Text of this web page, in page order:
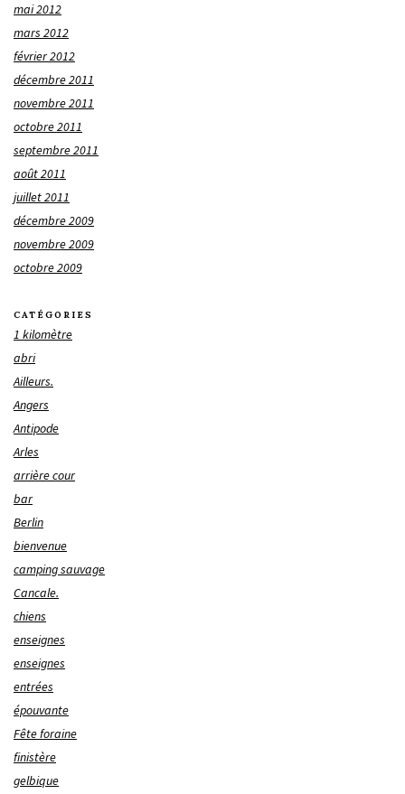
mai 2012
mars 2012
février 2012
décembre 2011
novembre 2011
octobre 2011
septembre 2011
août 2011
juillet 2011
décembre 2009
novembre 2009
octobre 2009
CATÉGORIES
1 kilomètre
abri
Ailleurs.
Angers
Antipode
Arles
arrière cour
bar
Berlin
bienvenue
camping sauvage
Cancale.
chiens
enseignes
enseignes
entrées
épouvante
Fête foraine
finistère
gelbique